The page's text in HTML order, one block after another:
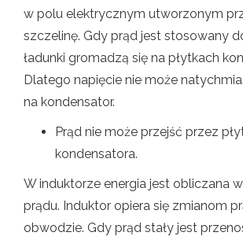
w polu elektrycznym utworzonym
szczelinę. Gdy prąd jest stosowany
ładunki gromadzą się na płytkach
Dlatego napięcie nie może
na kondensator.
Prąd nie może przejść przez
kondensatora.
W induktorze energia jest obliczana
prądu. Induktor opiera się zmianom
obwodzie. Gdy prąd stały jest